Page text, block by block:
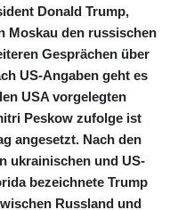
24.184522
7.475388
67.30804
153.466204
184.823403
0.858801
0.857994
Donald Trump,
Moskau den russischen
Gesprächen über
US-Angaben geht es
USA vorgelegten
Peskow zufolge ist
angesetzt. Nach den
ukrainischen und US-
bezeichnete Trump
Russland und